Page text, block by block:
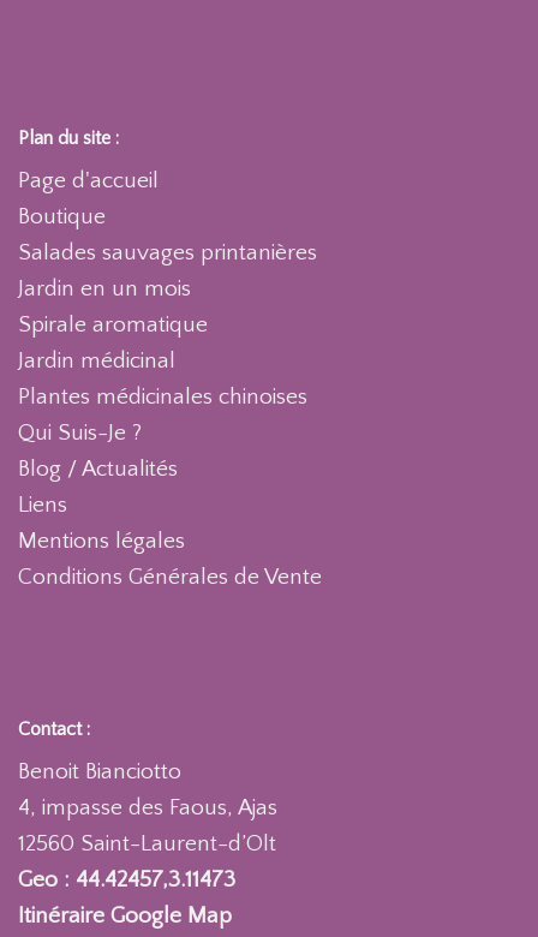
Plan du site :
Page d'accueil
Boutique
Salades sauvages printanières
Jardin en un mois
Spirale aromatique
Jardin médicinal
Plantes médicinales chinoises
Qui Suis-Je ?
Blog / Actualités
Liens
Mentions légales
Conditions Générales de Vente
Contact :
Benoit Bianciotto
4, impasse des Faous, Ajas
12560 Saint-Laurent-d’Olt
Geo : 44.42457,3.11473
Itinéraire Google Map